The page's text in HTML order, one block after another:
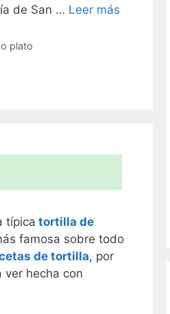
de San … Leer más
plato
típica tortilla de
famosa sobre todo
de tortilla, por
ver hecha con